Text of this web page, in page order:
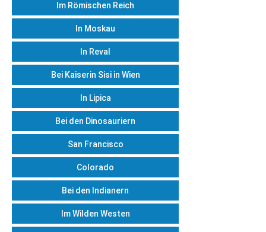
Im Römischen Reich
In Moskau
In Reval
Bei Kaiserin Sisi in Wien
In Lipica
Bei den Dinosauriern
San Francisco
Colorado
Bei den Indianern
Im Wilden Westen